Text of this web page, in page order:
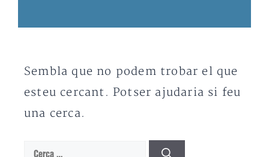
Sembla que no podem trobar el que
esteu cercant. Potser ajudaria si feu
una cerca.
Cerca: